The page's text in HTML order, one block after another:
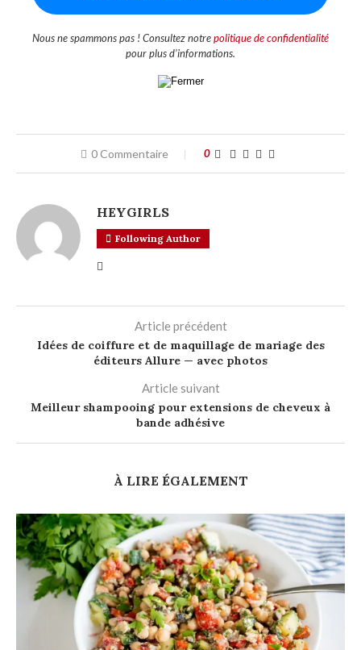
Nous ne spammons pas ! Consultez notrepolitique de confidentialité
pour plus d’informations.
0 Commentaire 0
HEYGIRLS
Following Author
Article précédent
Idées de coiffure et de maquillage de mariage des
éditeurs Allure — avec photos
Article suivant
Meilleur shampooing pour extensions de cheveux à
bande adhésive
À LIRE ÉGALEMENT